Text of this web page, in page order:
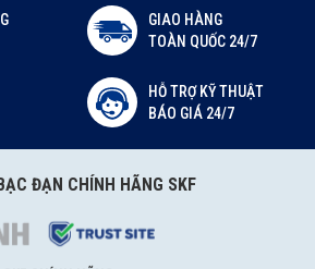
GIAO HÀNG
TOÀN QUỐC 24/7
HỖ TRỢ KỸ THUẬT
BÁO GIÁ 24/7
ĐẠN CHÍNH HÃNG SKF